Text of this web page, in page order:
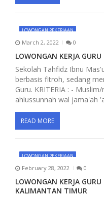
LOWONGAN PEKERJAAN
March 2, 2022 0
LOWONGAN KERJA
Sekolah Tahfidz Ibnu
berbasis fitroh, sedang
Guru. KRITERIA : -
ahlussunnah wal jama'ah
READ MORE
LOWONGAN PEKERJAAN
February 28, 2022 0
LOWONGAN KERJA
KALIMANTAN TIMUR